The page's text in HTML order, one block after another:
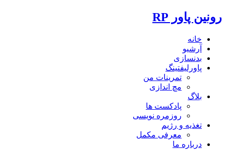
رونین پاور RP
خانه
آرشیو
بدنسازی
پاورلیفتینگ
تمرینات من
مچ اندازی
بلاگ
پادکست ها
روزمره نویسی
تغذیه و رژیم
معرفی مکمل
درباره ما